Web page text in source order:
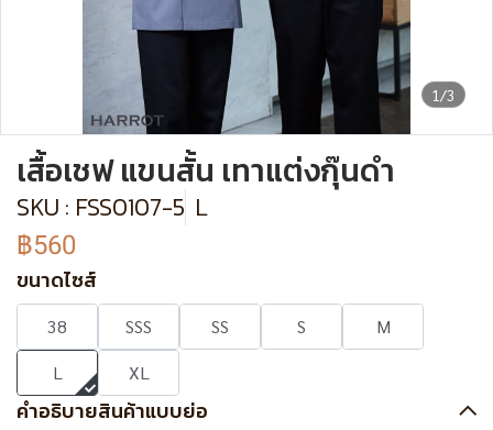
1/3
เสื้อเชฟ แขนสั้น เทาแต่งกุ๊นดำ
SKU : FSS0107-5 L
฿560
ขนาดไซส์
38 SSS SS S
M
L
XL
คำอธิบายสินค้าแบบย่อ